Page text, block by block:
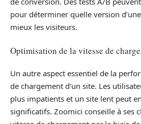
pour déterminer quelle version
mieux les visiteurs.
Optimisation de la vitesse de
Un autre aspect essentiel de la
de chargement d’un site. Les
plus impatients et un site lent peut
significatifs. Zoomici conseille à ses